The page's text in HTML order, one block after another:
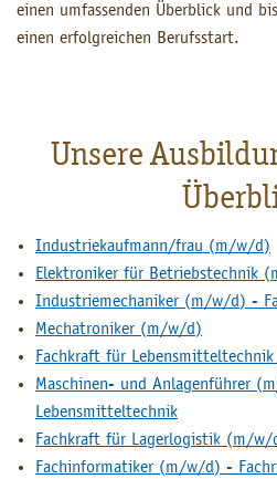
einen umfassenden Überblick und
einen erfolgreichen Berufsstart.
Unsere
Industriekaufmann/frau (m/w/d)
Elektroniker für Betriebstechnik
Industriemechaniker (m/w/d) -
Mechatroniker (m/w/d)
Fachkraft für
Maschinen- und Anlagenführer
Lebensmitteltechnik
Fachkraft für Lagerlogistik (m/w/
Fachinformatiker (m/w/d) -